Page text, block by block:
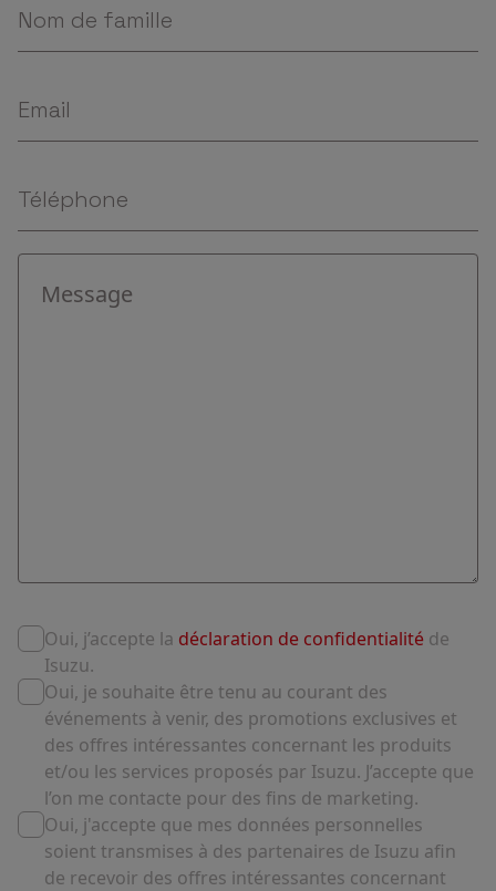
Oui, j’accepte la déclaration de confidentialité de
Isuzu.
Oui, je souhaite être tenu au courant des
événements à venir, des promotions exclusives et
des offres intéressantes concernant les produits
et/ou les services proposés par Isuzu. J’accepte que
l’on me contacte pour des fins de marketing.
Oui, j'accepte que mes données personnelles
soient transmises à des partenaires de Isuzu afin
de recevoir des offres intéressantes concernant